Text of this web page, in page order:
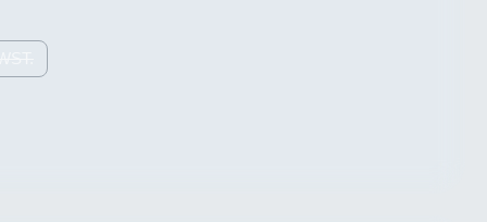
NICHT VERFÜGBAR.)
OPTION IST ZURZEIT NICHT VERFÜGBAR.)